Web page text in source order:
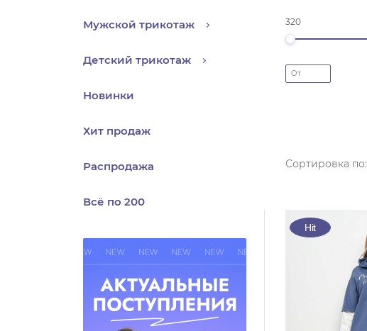
Мужской трикотаж
Детский трикотаж
Новинки
Хит продаж
Распродажа
Всё по 200
320
Сортировка по:
Hit